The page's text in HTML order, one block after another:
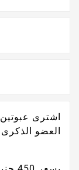
العضو الذكرى